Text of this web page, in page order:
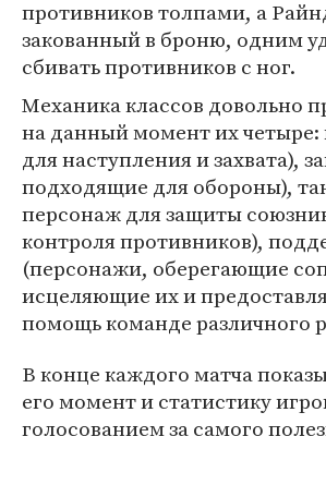
противников толпами, а
закованный в броню, одним
сбивать противников с ног.
Механика классов довольно
на данный момент их
для наступления и захвата),
подходящие для обороны),
персонаж для защиты
контроля противников),
(персонажи, оберегающие
исцеляющие их и
помощь команде различного
В конце каждого матча
его момент и статистику
голосованием за самого